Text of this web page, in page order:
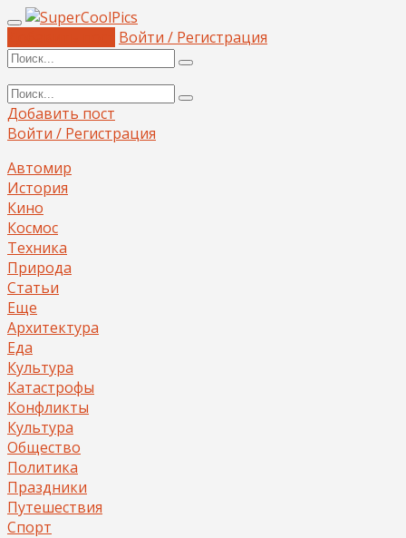
Войти / Регистрация
Добавить пост
Войти / Регистрация
Автомир
История
Кино
Космос
Техника
Природа
Статьи
Еще
Архитектура
Еда
Культура
Катастрофы
Конфликты
Культура
Общество
Политика
Праздники
Путешествия
Спорт